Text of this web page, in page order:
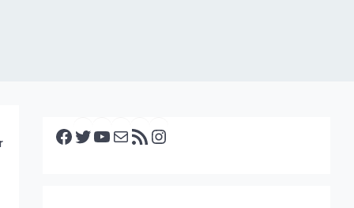
Facebook Twitter YouTube E-mail RSS feed